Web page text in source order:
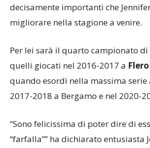
decisamente importanti che
migliorare nella stagione a venire.
Per lei sarà il quarto campionato di
quelli giocati nel 2016-2017 a
quando esordì nella massima serie
2017-2018 a Bergamo e nel 2020-
“Sono felicissima di poter dire di
“farfalla”” ha dichiarato entusiasta